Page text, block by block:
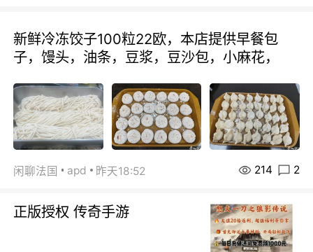
新鲜冷冻饺子100粒22欧，本店提供早餐包
子，馒头，油条，豆浆，豆沙包，小麻花，
闲聊法国 apd 昨天18:52 214 2
正版授权 传奇手游